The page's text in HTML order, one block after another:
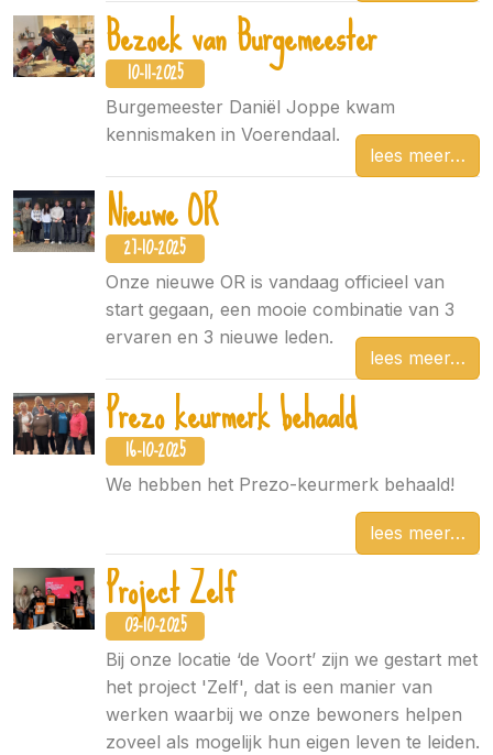
Bezoek van Burgemeester
10-11-2025
Burgemeester Daniël Joppe kwam
kennismaken in Voerendaal.
lees meer
Nieuwe OR
27-10-2025
Onze nieuwe OR is vandaag officieel van
start gegaan, een mooie combinatie van 3
ervaren en 3 nieuwe leden.
lees meer
Prezo keurmerk behaald
16-10-2025
We hebben het Prezo-keurmerk behaald!
lees meer
Project Zelf
03-10-2025
Bij onze locatie ‘de Voort’ zijn we gestart met
het project 'Zelf', dat is een manier van
werken waarbij we onze bewoners helpen
zoveel als mogelijk hun eigen leven te leiden.